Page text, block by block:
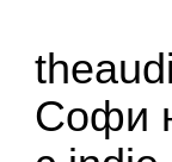
Софи